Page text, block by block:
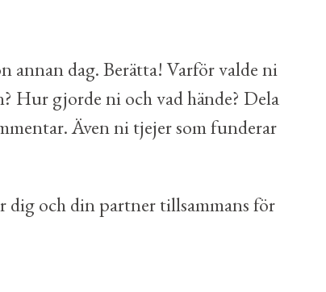
annan dag. Berätta! Varför valde ni
Hur gjorde ni och vad hände? Dela
Även ni tjejer som funderar
dig och din partner tillsammans för